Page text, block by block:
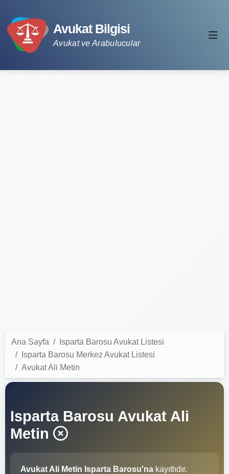
Avukat Bilgisi
Avukat ve Arabulucular
Ana Sayfa
Isparta Barosu Avukat Listesi
Isparta Barosu Merkez Avukat Listesi
Avukat Ali Metin
Isparta Barosu Avukat Ali
Metin
Avukat Ali Metin Isparta Barosu'na kayıtlıdır.